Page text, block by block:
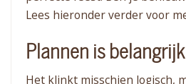
Lees hieronder verder voor
Plannen is belangrijk
Het klinkt misschien logisch,